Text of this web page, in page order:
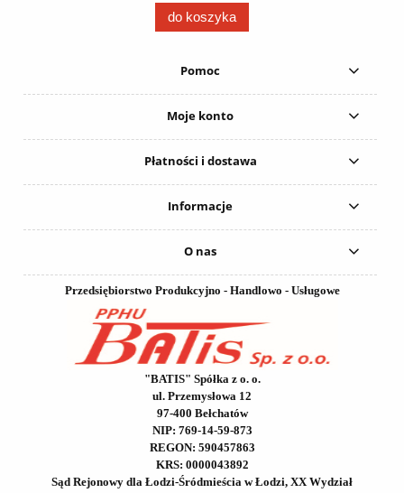
do koszyka
Pomoc
Moje konto
Płatności i dostawa
Informacje
O nas
Przedsiębiorstwo Produkcyjno - Handlowo - Usługowe
"BATIS" Spółka z o. o.
ul. Przemysłowa 12
97-400 Bełchatów
NIP: 769-14-59-873
REGON: 590457863
KRS: 0000043892
Sąd Rejonowy dla Łodzi-Śródmieścia w Łodzi, XX Wydział